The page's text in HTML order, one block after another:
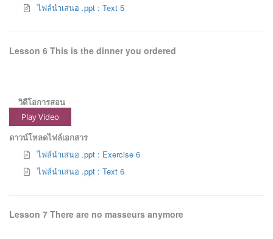
ไฟล์นำเสนอ .ppt : Text 5
Lesson 6 This is the dinner you ordered
วิดีโอการสอน
Play Video
ดาวน์โหลดไฟล์เอกสาร
ไฟล์นำเสนอ .ppt : Exercise 6
ไฟล์นำเสนอ .ppt : Text 6
Lesson 7 There are no masseurs anymore